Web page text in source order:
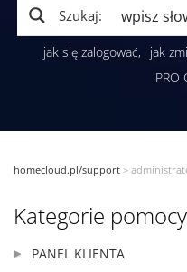
Szukaj:
jak się zalogować jak
PRO
homecloud.pl/support >
Kategorie
PANEL KLIENTA